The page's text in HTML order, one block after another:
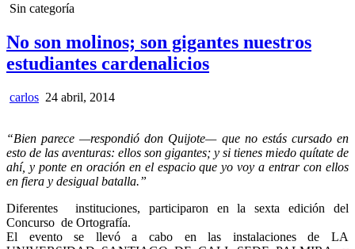
Posted
Sin categoría
No son molinos; son gigantes nuestros
estudiantes cardenalicios
carlos 24 abril, 2014
“Bien parece —respondió don Quijote— que no estás cursado en
esto de las aventuras: ellos son gigantes; y si tienes miedo quítate de
ahí, y ponte en oración en el espacio que yo voy a entrar con ellos
en fiera y desigual batalla.”
Diferentes instituciones, participaron en la sexta edición del
Concurso de Ortografía.
El evento se llevó a cabo en las instalaciones de LA